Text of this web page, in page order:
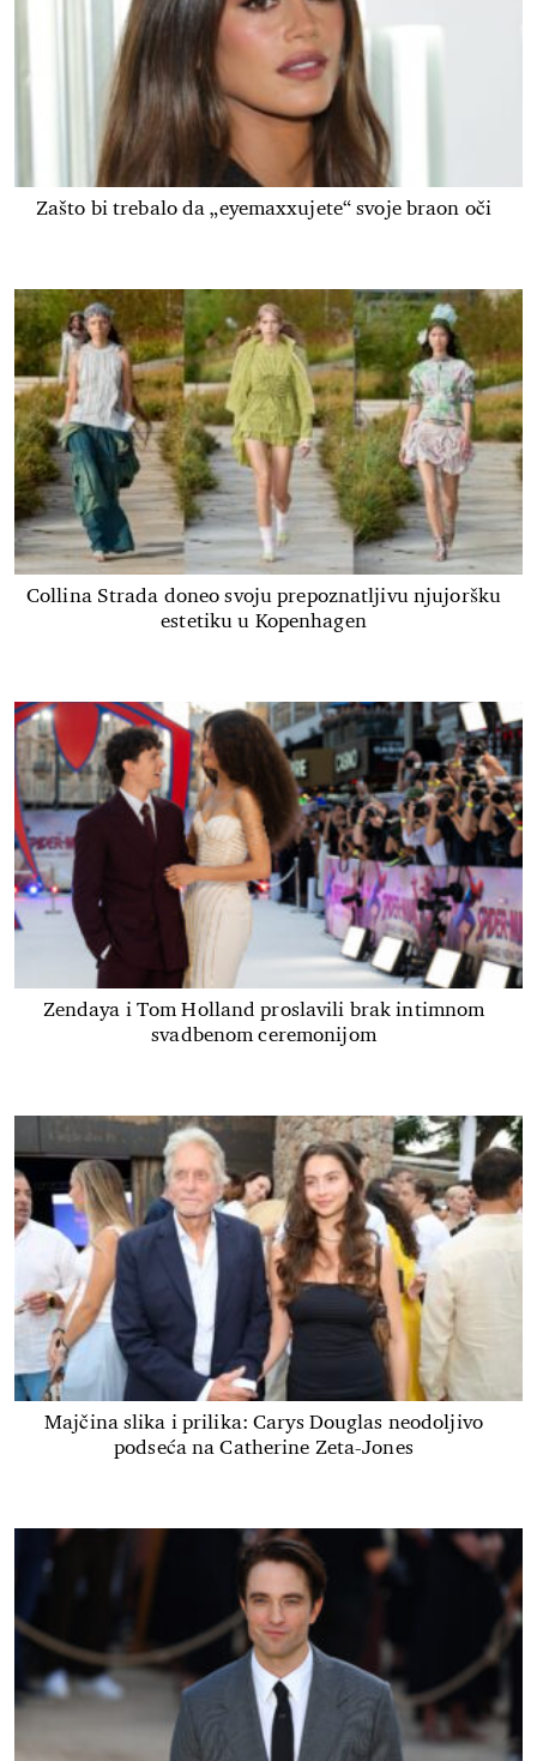
Zašto bi trebalo da „eyemaxxujete“ svoje braon oči
Collina Strada doneo svoju prepoznatljivu njujoršku
estetiku u Kopenhagen
Zendaya i Tom Holland proslavili brak intimnom
svadbenom ceremonijom
Majčina slika i prilika: Carys Douglas neodoljivo
podseća na Catherine Zeta-Jones